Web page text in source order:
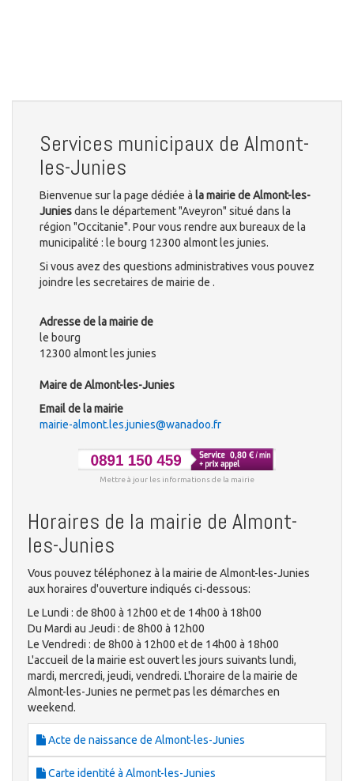
Services municipaux de Almont-
les-Junies
Bienvenue sur la page dédiée à la mairie de Almont-les-
Juniesdans le département "Aveyron" situé dans la
région "Occitanie". Pour vous rendre aux bureaux de la
municipalité : le bourg 12300 almont les junies.
Si vous avez des questions administratives vous pouvez
joindre les secretaires de mairie de .
Adresse de la mairie de
le bourg
12300 almont les junies
Maire de Almont-les-Junies
Email de la mairie
mairie-almont.les.junies@wanadoo.fr
Mettre à jour les informations de la mairie
Horaires de la mairie de Almont-
les-Junies
Vous pouvez téléphonez à la mairie de Almont-les-Junies
aux horaires d'ouverture indiqués ci-dessous:
Le Lundi : de 8h00 à 12h00 et de 14h00 à 18h00
Du Mardi au Jeudi : de 8h00 à 12h00
Le Vendredi : de 8h00 à 12h00 et de 14h00 à 18h00
L'accueil de la mairie est ouvert les jours suivants lundi,
mardi, mercredi, jeudi, vendredi. L'horaire de la mairie de
Almont-les-Junies ne permet pas les démarches en
weekend.
Acte de naissance de Almont-les-Junies
Carte identité à Almont-les-Junies